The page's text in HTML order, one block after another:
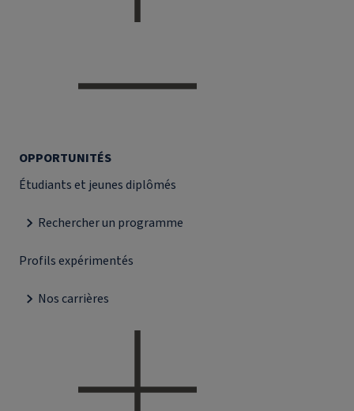
OPPORTUNITÉS
Étudiants et jeunes diplômés
Rechercher un programme
Profils expérimentés
Nos carrières